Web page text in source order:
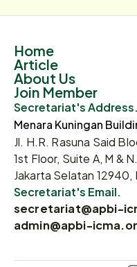
Home
Article
About Us
Join Member
Secretariat's Address.
Menara Kuningan
Jl. H.R. Rasuna Said
1st Floor, Suite A, M & N.
Jakarta Selatan 12940,
Secretariat's Email.
secretariat@apbi-
admin@apbi-